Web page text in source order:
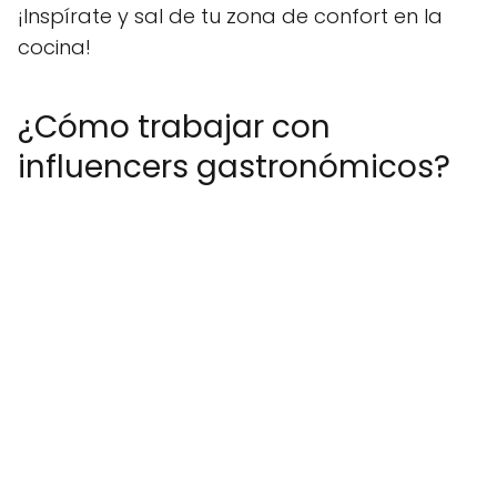
¡Inspírate y sal de tu zona de confort en la
cocina!
¿Cómo trabajar con
influencers gastronómicos?